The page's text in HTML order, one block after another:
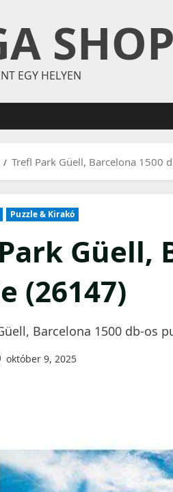
SHOP
EGY HELYEN
Trefl Park Güell, Barcelona 1500
Puzzle & Kirakó
Güell,
(26147)
Barcelona 1500 db-os
október 9, 2025